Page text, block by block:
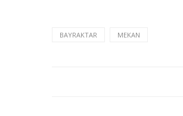
BAYRAKTAR MEKAN